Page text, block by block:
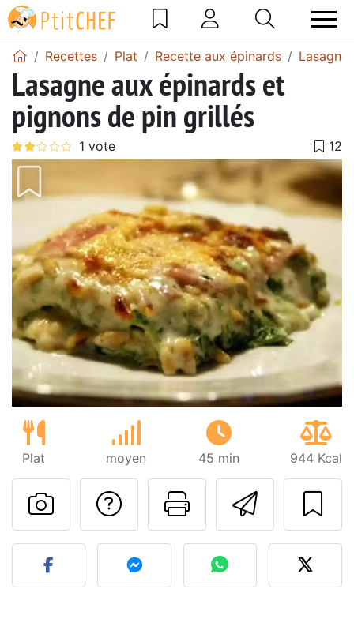
Recettes Plat Recette aux épinards
Lasagne aux épinards et
pignons de pin grillés
Plat moyen 45 min 944 Kcal
Imprimer
Poser une
Publier votre photo de